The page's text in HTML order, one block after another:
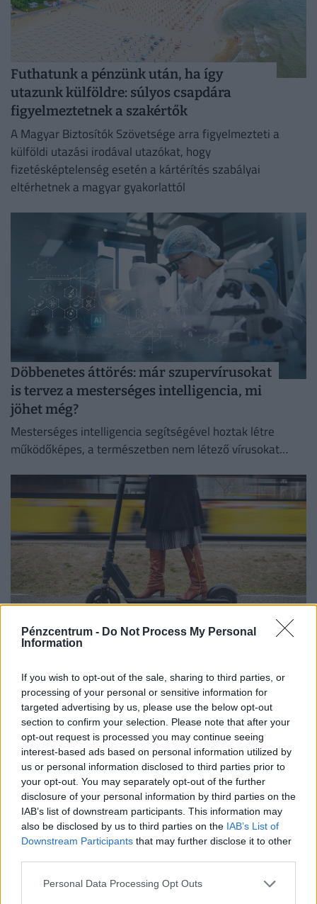
Pénzcentrum - Do Not Process My Personal
Information
If you wish to opt-out of the sale, sharing to third parties, or
processing of your personal or sensitive information for
targeted advertising by us, please use the below opt-out
section to confirm your selection. Please note that after your
opt-out request is processed you may continue seeing
interest-based ads based on personal information utilized by
us or personal information disclosed to third parties prior to
your opt-out. You may separately opt-out of the further
disclosure of your personal information by third parties on the
IAB’s list of downstream participants. This information may
also be disclosed by us to third parties on the IAB’s List of
Downstream Participants that may further disclose it to other
Personal Data Processing Opt Outs
Futhatunk a pénzünk után, ha így
utazunk külföldre: súlyos csapdára
figyelmeztetnek a szakértők
A Magyar Biztosítók Szövetsége arra figyelmezteti a
külföldi utazási irodával utazókat, hogy
fizetésképtelenség esetén a kártérítés szabályai
eltérhetnek a magyar gyakorlattól
Döbbenetes áttörés: már szupervírusokat
is tervez a mesterséges intelligencia, mi
jöhet még?
Mesterséges intelligencia segítségével hoztak létre
működőképes, a természetben nem létező vírusokat
Nagyon vigyázz, ha e-rollerre pattansz:
a magyar utakra
Javában zajlik az új KRESZ társadalmi egyeztetése,
amelynek egyik legfontosabb kérdése az e-rollerek
használatának szabályozása, beleértve a
sebességhatárokat, a korhatárt és a kötelező
sisakviselést.